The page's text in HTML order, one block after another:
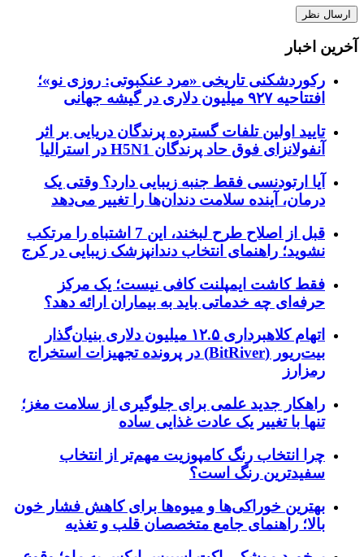
آخرین اخبار
رکوردشکنی تاریخی «مرد عنکبوتی: روزی نو»؛
افتتاحیه ۹۲۷ میلیون دلاری در گیشه جهانی
تایید اولین تلفات گسترده پرندگان دریایی بر اثر
آنفولانزای فوق حاد پرندگان H5N1 در استرالیا
آیا ارتودنسی فقط جنبه زیبایی دارد؟ وقتی یک
درمان، آینده سلامت دندان‌ها را تغییر می‌دهد
قبل از اصلاح طرح لبخند، این 7 اشتباه را مرتکب
نشوید؛ راهنمای انتخاب دندانپزشک زیبایی در کرج
فقط کاشت ایمپلنت کافی نیست؛ یک مرکز
حرفه‌ای چه خدماتی باید به بیماران ارائه دهد؟
اتهام کلاهبرداری ۱۲.۵ میلیون دلاری بنیان‌گذار
بیت‌ریور (BitRiver) در پرونده تجهیزات استخراج
رمزارز
راهکار جدید علمی برای جلوگیری از سلامت مغز؛
تنها با تغییر یک عادت غذایی ساده
چرا انتخاب رنگ کامپوزیت مهم‌تر از انتخاب
سفیدترین رنگ است؟
بهترین خوراکی‌ها و میوه‌ها برای کاهش فشار خون
بالا؛ راهنمای جامع متخصصان قلب و تغذیه